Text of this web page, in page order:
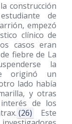
construcción
de
empezó
clínico de
casos eran
fiebre de La
la
originó un
lado había
y otras
de los
(26)
Este